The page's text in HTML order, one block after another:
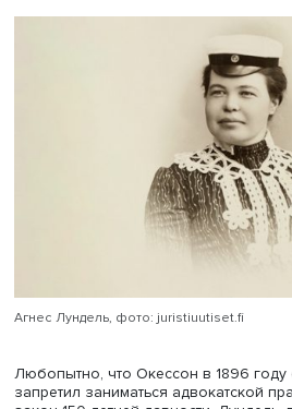
хорошими адвокатами, так же
Заметим, что Аршаулова и
занимавшим видное
первой был томский
Сибирь по делу «червонных
Всеволод Долгоруков, вторая
общего губернского
В 1896 году карьера Марии
и других адвокатесс на
Другим «островом», где
собственные законы, близкие к
юридических фирмах широко